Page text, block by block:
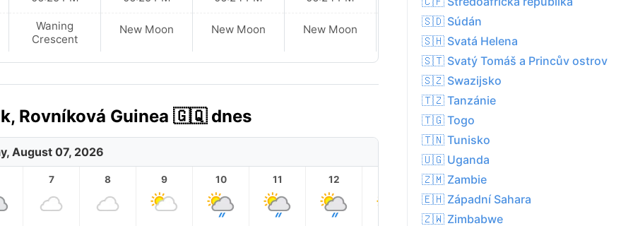
Waning
Crescent
New Moon New Moon New Moon New Moon
Rovníková Guinea 🇬🇶 dnes
August 07, 2026
7 8 9 10 11 12 14
🇸🇩 Súdán
🇸🇭 Svatá Helena
🇸🇹 Svatý Tomáš a Princův ostrov
🇸🇿 Swazijsko
🇹🇿 Tanzánie
🇹🇬 Togo
🇹🇳 Tunisko
🇺🇬 Uganda
🇿🇲 Zambie
🇪🇭 Západní Sahara
🇿🇼 Zimbabwe